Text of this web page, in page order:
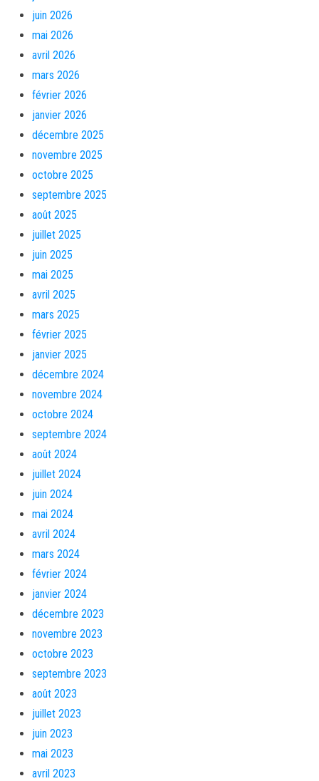
juin 2026
mai 2026
avril 2026
mars 2026
février 2026
janvier 2026
décembre 2025
novembre 2025
octobre 2025
septembre 2025
août 2025
juillet 2025
juin 2025
mai 2025
avril 2025
mars 2025
février 2025
janvier 2025
décembre 2024
novembre 2024
octobre 2024
septembre 2024
août 2024
juillet 2024
juin 2024
mai 2024
avril 2024
mars 2024
février 2024
janvier 2024
décembre 2023
novembre 2023
octobre 2023
septembre 2023
août 2023
juillet 2023
juin 2023
mai 2023
avril 2023